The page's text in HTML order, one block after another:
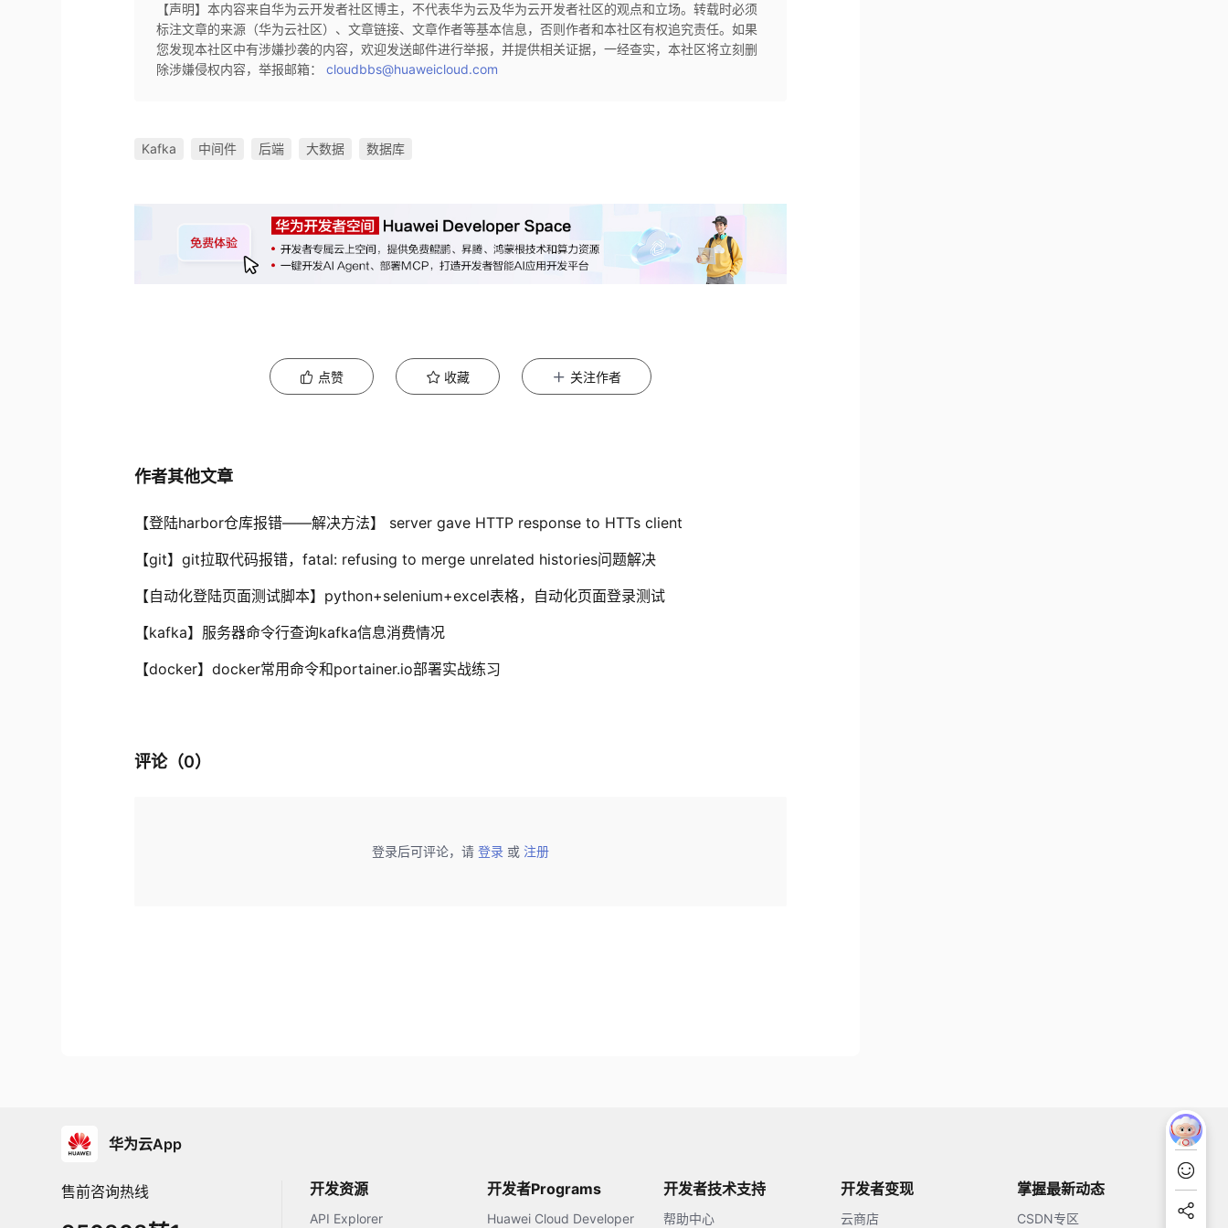
【声明】本内容来自华为云开发者社区博主，不代表华为云及华为云开发者社区的观点和立场。转载时必须
标注文章的来源（华为云社区）、文章链接、文章作者等基本信息，否则作者和本社区有权追究责任。如果
您发现本社区中有涉嫌抄袭的内容，欢迎发送邮件进行举报，并提供相关证据，一经查实，本社区将立刻删
除涉嫌侵权内容，举报邮箱：cloudbbs@huaweicloud.com
Kafka 中间件 后端 大数据 数据库
点赞 收藏 关注作者
作者其他文章
【登陆harbor仓库报错——解决方法】 server gave HTTP response to HTTs client
【git】git拉取代码报错，fatal: refusing to merge unrelated histories问题解决
【自动化登陆页面测试脚本】python+selenium+excel表格，自动化页面登录测试
【kafka】服务器命令行查询kafka信息消费情况
【docker】docker常用命令和portainer.io部署实战练习
评论（0）
登录后可评论，请 登录 或 注册
华为云App
售前咨询热线 开发资源
API Explorer
开发者Programs
Huawei Cloud Developer
开发者技术支持
帮助中心
开发者变现
云商店
掌握最新动态
CSDN专区